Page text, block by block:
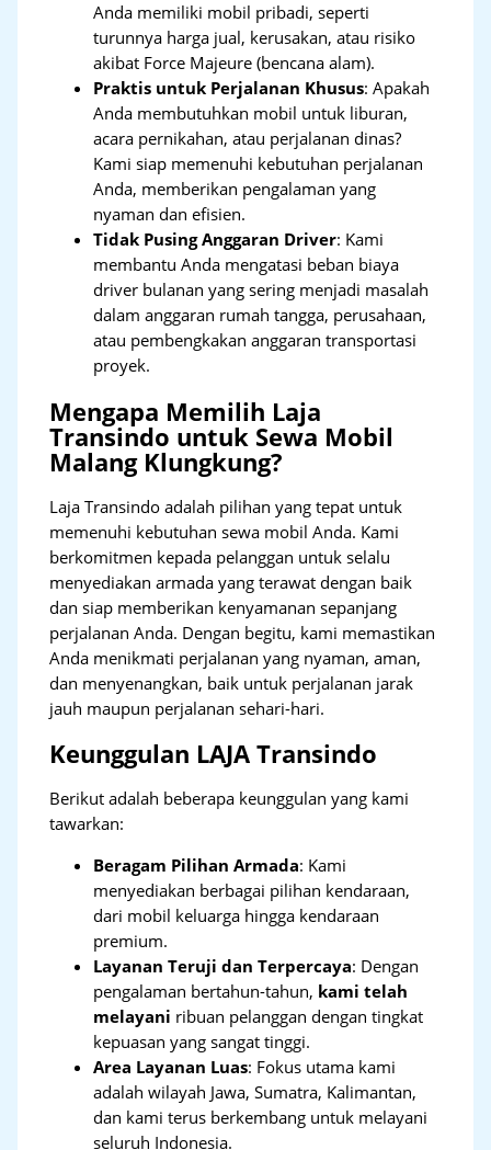
Anda memiliki mobil pribadi, seperti
turunnya harga jual, kerusakan, atau risiko
akibat Force Majeure (bencana alam).
Praktis untuk Perjalanan Khusus: Apakah
Anda membutuhkan mobil untuk liburan,
acara pernikahan, atau perjalanan dinas?
Kami siap memenuhi kebutuhan perjalanan
Anda, memberikan pengalaman yang
nyaman dan efisien.
Tidak Pusing Anggaran Driver: Kami
membantu Anda mengatasi beban biaya
driver bulanan yang sering menjadi masalah
dalam anggaran rumah tangga, perusahaan,
atau pembengkakan anggaran transportasi
proyek.
Mengapa Memilih Laja
Transindo untuk Sewa Mobil
Malang Klungkung?
Laja Transindo adalah pilihan yang tepat untuk
memenuhi kebutuhan sewa mobil Anda. Kami
berkomitmen kepada pelanggan untuk selalu
menyediakan armada yang terawat dengan baik
dan siap memberikan kenyamanan sepanjang
perjalanan Anda. Dengan begitu, kami memastikan
Anda menikmati perjalanan yang nyaman, aman,
dan menyenangkan, baik untuk perjalanan jarak
jauh maupun perjalanan sehari-hari.
Keunggulan LAJA Transindo
Berikut adalah beberapa keunggulan yang kami
tawarkan:
Beragam Pilihan Armada: Kami
menyediakan berbagai pilihan kendaraan,
dari mobil keluarga hingga kendaraan
premium.
Layanan Teruji dan Terpercaya: Dengan
pengalaman bertahun-tahun, kami telah
melayani ribuan pelanggan dengan tingkat
kepuasan yang sangat tinggi.
Area Layanan Luas: Fokus utama kami
adalah wilayah Jawa, Sumatra, Kalimantan,
dan kami terus berkembang untuk melayani
seluruh Indonesia.